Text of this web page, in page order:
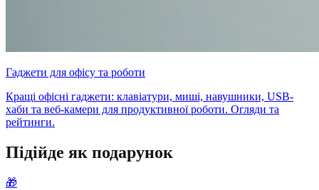
Гаджети для офісу та роботи
Кращі офісні гаджети: клавіатури, миші, навушники, USB-
хаби та веб-камери для продуктивної роботи. Огляди та
рейтинги.
Підійде як подарунок
🎁